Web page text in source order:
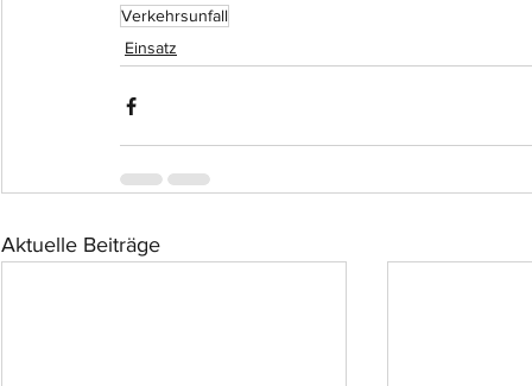
Verkehrsunfall
Einsatz
Aktuelle Beiträge